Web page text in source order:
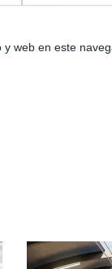
web en este